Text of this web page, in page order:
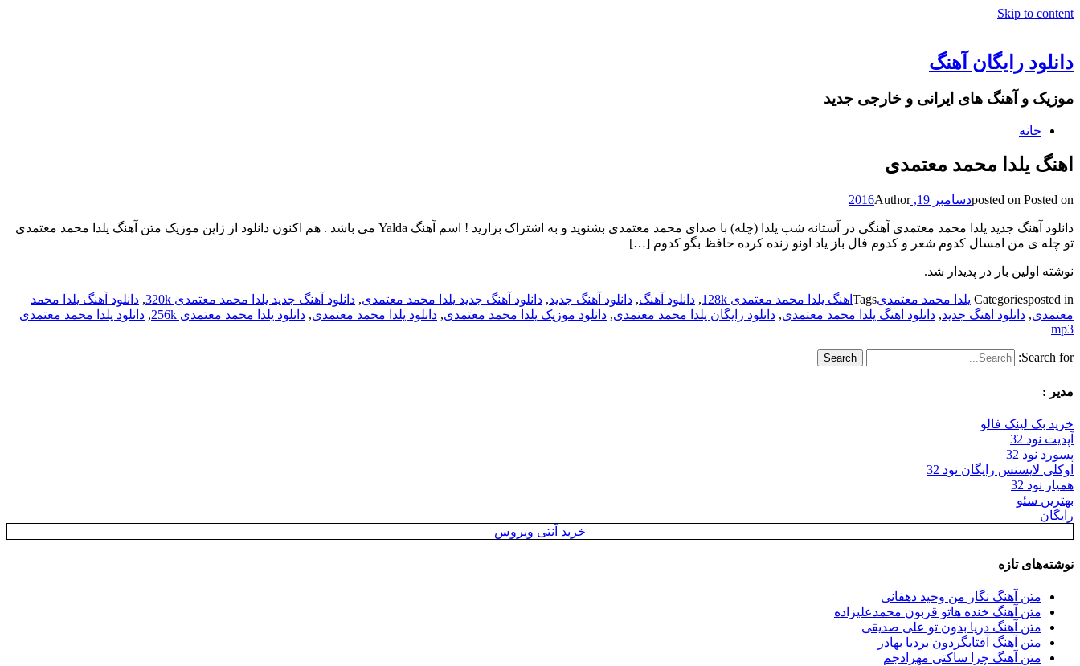
Skip to content
دانلود رایگان آهنگ
موزیک و آهنگ های ایرانی و خارجی جدید
خانه
اهنگ یلدا محمد معتمدی
posted on Posted on دسامبر 19, 2016 Author
دانلود آهنگ جدید یلدا محمد معتمدی آهنگی در آستانه شب یلدا (چله) با صدای محمد معتمدی بشنوید و به اشتراک بزارید ! اسم آهنگ Yalda می باشد . هم اکنون دانلود از ژاپن موزیک متن آهنگ یلدا محمد معتمدی
تو چله ی من امسال کدوم شعر و کدوم فال باز یاد اونو زنده کرده حافظ بگو کدوم […]
نوشته اولین بار در پدیدار شد.
Categoriesposted in یلدا محمد معتمدیTags اهنگ یلدا محمد معتمدی 128k , دانلود آهنگ, دانلود آهنگ جدید, دانلود آهنگ جدید یلدا محمد معتمدی, دانلود آهنگ جدید یلدا محمد معتمدی 320k , دانلود آهنگ یلدا محمد
معتمدی, دانلود اهنگ جدید, دانلود اهنگ یلدا محمد معتمدی, دانلود رایگان یلدا محمد معتمدی, دانلود موزیک یلدا محمد معتمدی, دانلود یلدا محمد معتمدی, دانلود یلدا محمد معتمدی 256k , دانلود یلدا محمد معتمدی
mp3
Search for:
مدیر :
خرید بک لینک فالو
آپدیت نود 32
پسورد نود 32
اوکلی لایسنس رایگان نود 32
همیار نود 32
بهترین سئو
رایگان
خرید آنتی ویروس
نوشته‌های تازه
متن آهنگ نگار من وحید دهقانی
متن آهنگ خنده هاتو قربون محمدعلیزاده
متن آهنگ دریا بدون تو علی صدیقی
متن آهنگ آفتابگردون بردیا بهادر
متن آهنگ چرا ساکتی مهرادجم